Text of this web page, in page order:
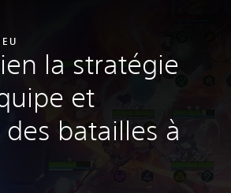
la stratégie
et
batailles à